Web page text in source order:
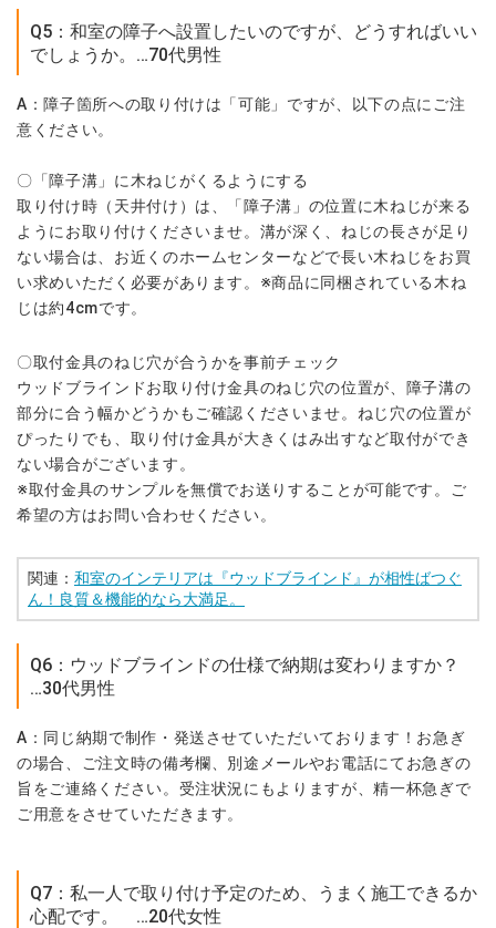
Q5：和室の障子へ設置したいのですが、どうすればいい
でしょうか。…70代男性
A：障子箇所への取り付けは「可能」ですが、以下の点にご注
意ください。
〇「障子溝」に木ねじがくるようにする
取り付け時（天井付け）は、「障子溝」の位置に木ねじが来る
ようにお取り付けくださいませ。溝が深く、ねじの長さが足り
ない場合は、お近くのホームセンターなどで長い木ねじをお買
い求めいただく必要があります。※商品に同梱されている木ね
じは約4cmです。
〇取付金具のねじ穴が合うかを事前チェック
ウッドブラインドお取り付け金具のねじ穴の位置が、障子溝の
部分に合う幅かどうかもご確認くださいませ。ねじ穴の位置が
ぴったりでも、取り付け金具が大きくはみ出すなど取付ができ
ない場合がございます。
※取付金具のサンプルを無償でお送りすることが可能です。ご
希望の方はお問い合わせください。
関連： 和室のインテリアは『ウッドブラインド』が相性ばつぐ
ん！良質＆機能的なら大満足。
Q6：ウッドブラインドの仕様で納期は変わりますか？
…30代男性
A：同じ納期で制作・発送させていただいております！お急ぎ
の場合、ご注文時の備考欄、別途メールやお電話にてお急ぎの
旨をご連絡ください。受注状況にもよりますが、精一杯急ぎで
ご用意をさせていただきます。
Q7：私一人で取り付け予定のため、うまく施工できるか
心配です。 …20代女性